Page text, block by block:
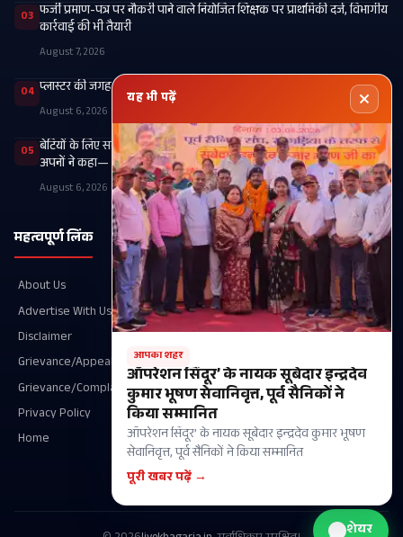
03 फर्जी प्रमाण-पत्र पर नौकरी पाने वाले नियोजित शिक्षक पर प्राथमिकी दर्ज, विभागीय
कार्रवाई की भी तैयारी
August 7, 2026
04 प्लास्टर की जगह टूटे पैर में कार्टन बांधने के मामले की होगी उच्चस्तरीय जांच
August 6, 2026
05 बेटियों के लिए सब कुछ लुटाने वाला पिता वृद्धाश्रम में हुआ लाचार, निधन के बाद
अपनों ने कहा— ‘आ नहीं सकते, वीडियो भेज देना’
August 6, 2026
महत्वपूर्ण लिंक
About Us
Advertise With Us
Disclaimer
Grievance/Appeal Details
Grievance/Complaint
Privacy Policy
Home
श्रेणियाँ
Recent
खगड़िया
परबत्ता
राजनीति
गोगरी
मानसी
यह भी पढ़ें
आपका शहर
ऑपरेशन सिंदूर’ के नायक सूबेदार इन्द्रदेव
कुमार भूषण सेवानिवृत्त, पूर्व सैनिकों ने
किया सम्मानित
ऑपरेशन सिंदूर’ के नायक सूबेदार इन्द्रदेव कुमार भूषण
सेवानिवृत्त, पूर्व सैनिकों ने किया सम्मानित
पूरी खबर पढ़ें →
शेयर